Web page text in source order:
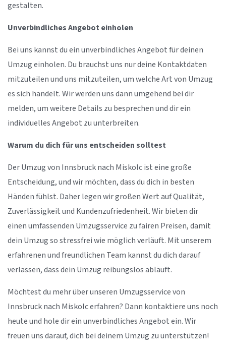
gestalten.
Unverbindliches Angebot einholen
Bei uns kannst du ein unverbindliches Angebot für deinen
Umzug einholen. Du brauchst uns nur deine Kontaktdaten
mitzuteilen und uns mitzuteilen, um welche Art von Umzug
es sich handelt. Wir werden uns dann umgehend bei dir
melden, um weitere Details zu besprechen und dir ein
individuelles Angebot zu unterbreiten.
Warum du dich für uns entscheiden solltest
Der Umzug von Innsbruck nach Miskolc ist eine große
Entscheidung, und wir möchten, dass du dich in besten
Händen fühlst. Daher legen wir großen Wert auf Qualität,
Zuverlässigkeit und Kundenzufriedenheit. Wir bieten dir
einen umfassenden Umzugsservice zu fairen Preisen, damit
dein Umzug so stressfrei wie möglich verläuft. Mit unserem
erfahrenen und freundlichen Team kannst du dich darauf
verlassen, dass dein Umzug reibungslos abläuft.
Möchtest du mehr über unseren Umzugsservice von
Innsbruck nach Miskolc erfahren? Dann kontaktiere uns noch
heute und hole dir ein unverbindliches Angebot ein. Wir
freuen uns darauf, dich bei deinem Umzug zu unterstützen!